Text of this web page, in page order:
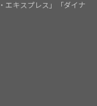
エキスプレス」「ダイナ